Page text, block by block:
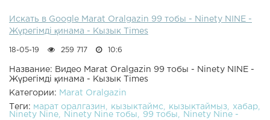
Искать в Google Marat Oralgazin 99 тобы - Ninety NINE -
Жүрегімді қинама - Кызык Times
18-05-19 259 717 10:6
Название: Видео Marat Oralgazin 99 тобы - Ninety NINE -
Жүрегімді қинама - Кызык Times
Категории: Marat Oralgazin
Теги: марат оралгазин кызыктаймс кызыктаймыз
хабар
Ninety Nine
Ninety Nine тобы 99 тобы
Ninety Nine -